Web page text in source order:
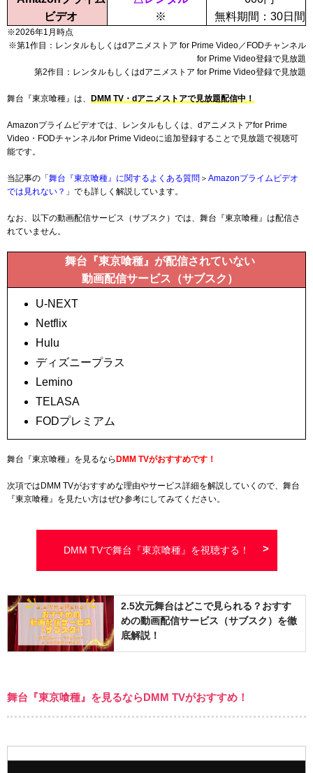
ビデオ
※
無料期間： 30日間
※2026年1月時点
※第1作目：レンタルもしくはdアニメストア for Prime Video／FODチャンネル
for Prime Video登録で見放題
第2作目：レンタルもしくはdアニメストア for Prime Video登録で見放題
舞台『東京喰種』は、 DMM TV・dアニメストアで見放題配信中！
Amazonプライムビデオでは、レンタルもしくは、dアニメストアfor Prime
Video・FODチャンネルfor Prime Videoに追加登録することで見放題で視聴可
能です。
当記事の「舞台『東京喰種』に関するよくある質問 ＞ Amazonプライムビデオ
では見れない？ 」でも詳しく解説しています。
なお、以下の動画配信サービス（サブスク）では、舞台『東京喰種』は配信さ
れていません。
舞台『東京喰種』が配信されていない
動画配信サービス（サブスク）
U-NEXT
Netflix
Hulu
ディズニープラス
Lemino
TELASA
FODプレミアム
舞台『東京喰種』を見るならDMM TVがおすすめです！
次項ではDMM TVがおすすめな理由やサービス詳細を解説していくので、舞台
『東京喰種』を見たい方はぜひ参考にしてみてください。
DMM TVで舞台『東京喰種』を視聴する！
2.5次元舞台はどこで見られる？おすす
めの動画配信サービス（サブスク）を徹
底解説！
舞台『東京喰種』を見るならDMM TVがおすすめ！